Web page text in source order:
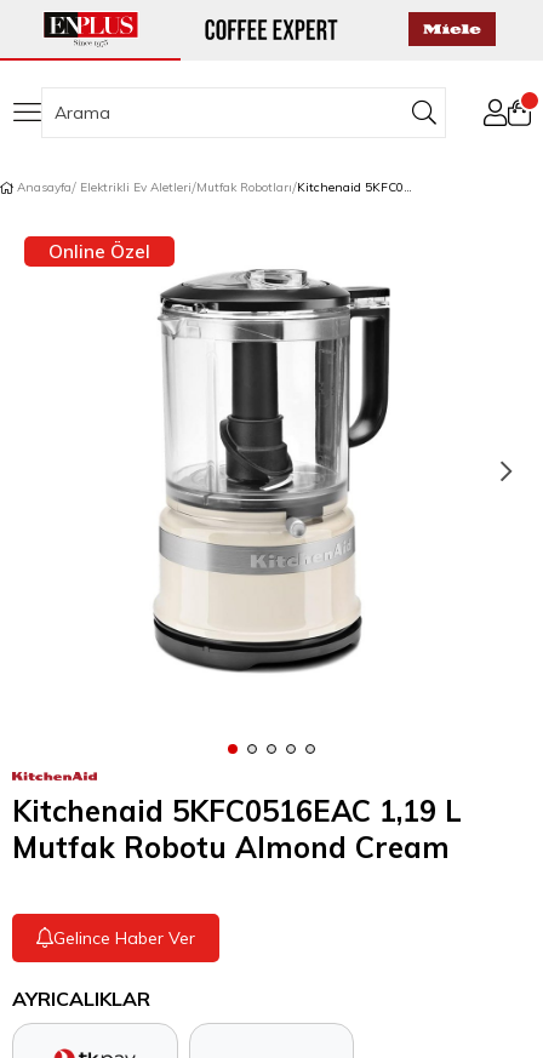
Anasayfa Elektrikli Ev Aletleri Mutfak Robotları Kitchenaid 5KFC0516EAC 1,19 L Mutfak Robotu Almond Cream
Online Özel
Kitchenaid 5KFC0516EAC 1,19 L
Mutfak Robotu Almond Cream
Gelince Haber Ver
AYRICALIKLAR